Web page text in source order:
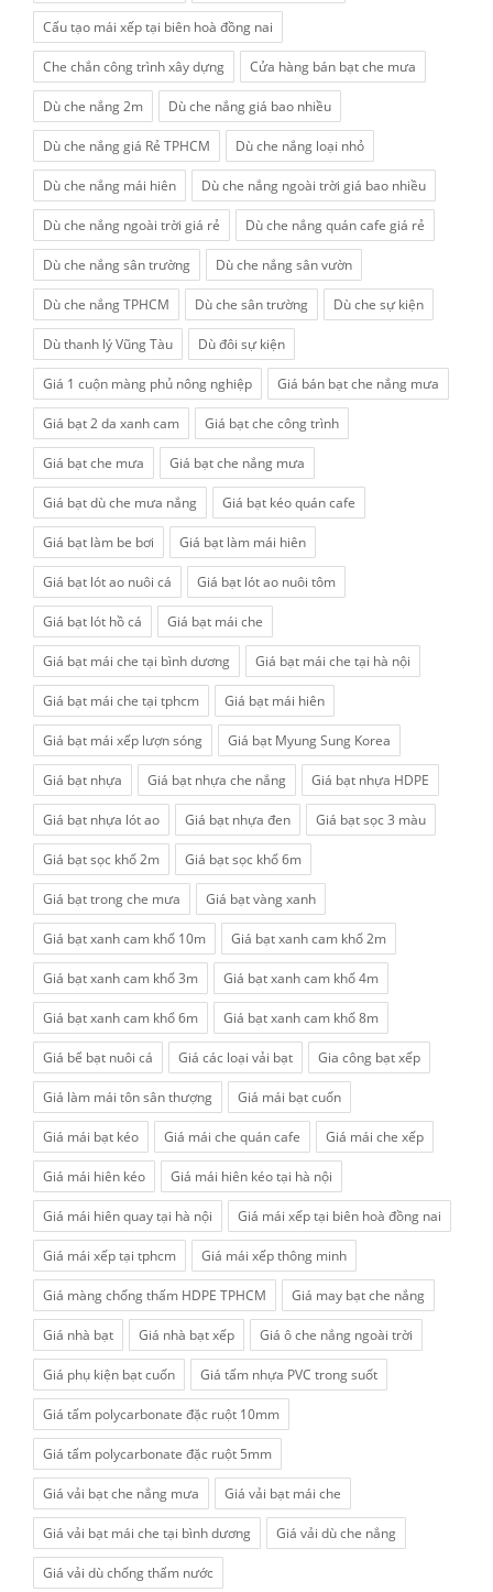
Cấu tạo mái xếp tại biên hoà đồng nai
Che chắn công trình xây dựng Cửa hàng bán bạt che mưa
Dù che nắng 2m Dù che nắng giá bao nhiều
Dù che nắng giá Rẻ TPHCM Dù che nắng loại nhỏ
Dù che nắng mái hiên Dù che nắng ngoài trời giá bao nhiều
Dù che nắng ngoài trời giá rẻ Dù che nắng quán cafe giá rẻ
Dù che nắng sân trường Dù che nắng sân vườn
Dù che nắng TPHCM Dù che sân trường Dù che sự kiện
Dù thanh lý Vũng Tàu Dù đôi sự kiện
Giá 1 cuộn màng phủ nông nghiệp Giá bán bạt che nắng mưa
Giá bạt 2 da xanh cam Giá bạt che công trình
Giá bạt che mưa Giá bạt che nắng mưa
Giá bạt dù che mưa nắng Giá bạt kéo quán cafe
Giá bạt làm be bơi Giá bạt làm mái hiên
Giá bạt lót ao nuôi cá Giá bạt lót ao nuôi tôm
Giá bạt lót hồ cá Giá bạt mái che
Giá bạt mái che tại bình dương Giá bạt mái che tại hà nội
Giá bạt mái che tại tphcm Giá bạt mái hiên
Giá bạt mái xếp lượn sóng Giá bạt Myung Sung Korea
Giá bạt nhựa Giá bạt nhựa che nắng Giá bạt nhựa HDPE
Giá bạt nhựa lót ao Giá bạt nhựa đen Giá bạt sọc 3 màu
Giá bạt sọc khổ 2m Giá bạt sọc khổ 6m
Giá bạt trong che mưa Giá bạt vàng xanh
Giá bạt xanh cam khổ 10m Giá bạt xanh cam khổ 2m
Giá bạt xanh cam khổ 3m Giá bạt xanh cam khổ 4m
Giá bạt xanh cam khổ 6m Giá bạt xanh cam khổ 8m
Giá bể bạt nuôi cá Giá các loại vải bạt Gia công bạt xếp
Giá làm mái tôn sân thượng Giá mái bạt cuốn
Giá mái bạt kéo Giá mái che quán cafe Giá mái che xếp
Giá mái hiên kéo Giá mái hiên kéo tại hà nội
Giá mái hiên quay tại hà nội Giá mái xếp tại biên hoà đồng nai
Giá mái xếp tại tphcm Giá mái xếp thông minh
Giá màng chống thấm HDPE TPHCM Giá may bạt che nắng
Giá nhà bạt Giá nhà bạt xếp Giá ô che nắng ngoài trời
Giá phụ kiện bạt cuốn Giá tấm nhựa PVC trong suốt
Giá tấm polycarbonate đặc ruột 10mm
Giá tấm polycarbonate đặc ruột 5mm
Giá vải bạt che nắng mưa Giá vải bạt mái che
Giá vải bạt mái che tại bình dương Giá vải dù che nắng
Giá vải dù chống thấm nước